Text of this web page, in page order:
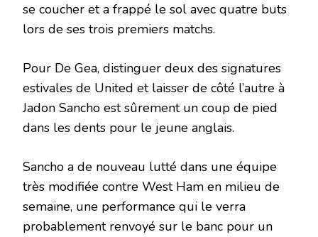
se coucher et a frappé le sol avec quatre buts
lors de ses trois premiers matchs.
Pour De Gea, distinguer deux des signatures
estivales de United et laisser de côté l’autre à
Jadon Sancho est sûrement un coup de pied
dans les dents pour le jeune anglais.
Sancho a de nouveau lutté dans une équipe
très modifiée contre West Ham en milieu de
semaine, une performance qui le verra
probablement renvoyé sur le banc pour un